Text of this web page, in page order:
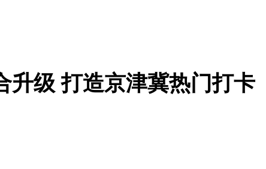
升级 打造京津冀热门打卡